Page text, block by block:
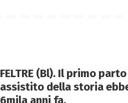
FELTRE (Bl). Il primo parto
assistito della storia
6mila anni fa.